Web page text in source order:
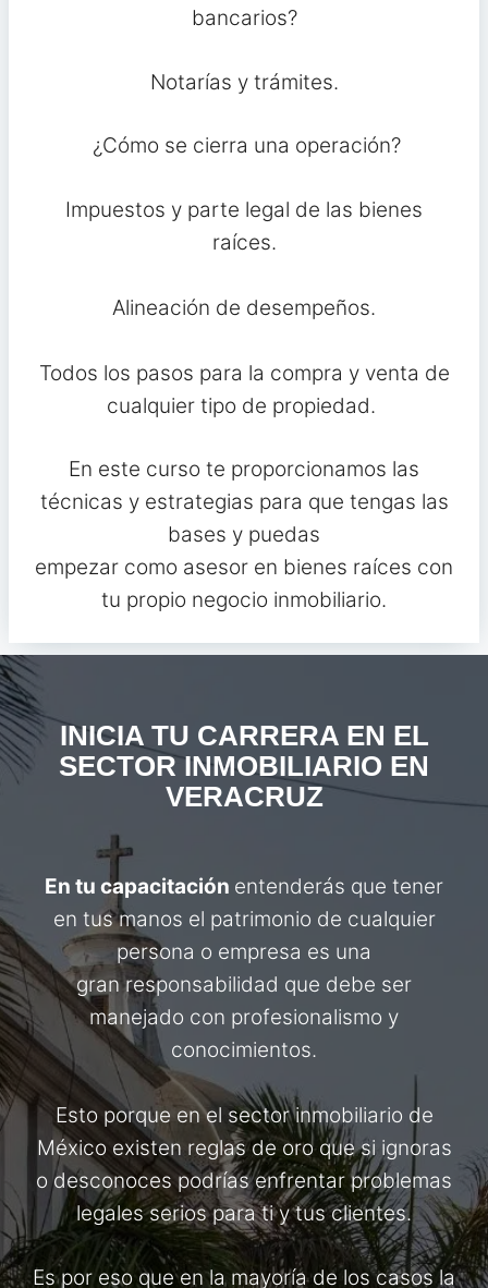
bancarios?
Notarías y trámites.
¿Cómo se cierra una operación?
Impuestos y parte legal de las bienes
raíces.
Alineación de desempeños.
Todos los pasos para la compra y venta de
cualquier tipo de propiedad.
En este curso te proporcionamos las
técnicas y estrategias para que tengas las
bases y puedas
empezar como asesor en bienes raíces con
tu propio negocio inmobiliario.
INICIA TU CARRERA EN EL
SECTOR INMOBILIARIO EN
VERACRUZ
En tu capacitación entenderás que tener
en tus manos el patrimonio de cualquier
persona o empresa es una
gran responsabilidad que debe ser
manejado con profesionalismo y
conocimientos.
Esto porque en el sector inmobiliario de
México existen reglas de oro que si ignoras
o desconoces podrías enfrentar problemas
legales serios para ti y tus clientes.
Es por eso que en la mayoría de los casos la